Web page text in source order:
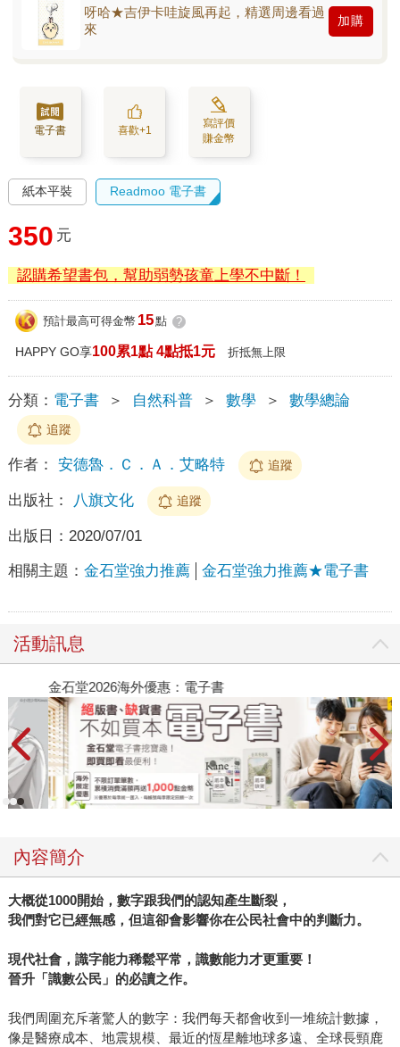
呀哈★吉伊卡哇旋風再起，精選周邊看過
來
加購
電子書 喜歡+1
寫評價
賺金幣
紙本平裝 Readmoo 電子書
350 元
認購希望書包，幫助弱勢孩童上學不中斷！
預計最高可得金幣 15點 ?
HAPPY GO享100累1點 4點抵1元 折抵無上限
分類： 電子書 ＞ 自然科普 ＞ 數學 ＞ 數學總論
追蹤
作者： 安德魯．Ｃ．Ａ．艾略特 追蹤
出版社： 八旗文化 追蹤
出版日： 2020/07/01
相關主題： 金石堂強力推薦 金石堂強力推薦★電子書
活動訊息
金石堂2026海外優惠：電子書
內容簡介
大概從1000開始，數字跟我們的認知產生斷裂，
我們對它已經無感，但這卻會影響你在公民社會中的判斷力。
現代社會，識字能力稀鬆平常，識數能力才更重要！
晉升「識數公民」 的必讀之作。
我們周圍充斥著驚人的數字：我們每天都會收到一堆統計數據，
像是醫療成本、地震規模、最近的恆星離地球多遠、全球長頸鹿